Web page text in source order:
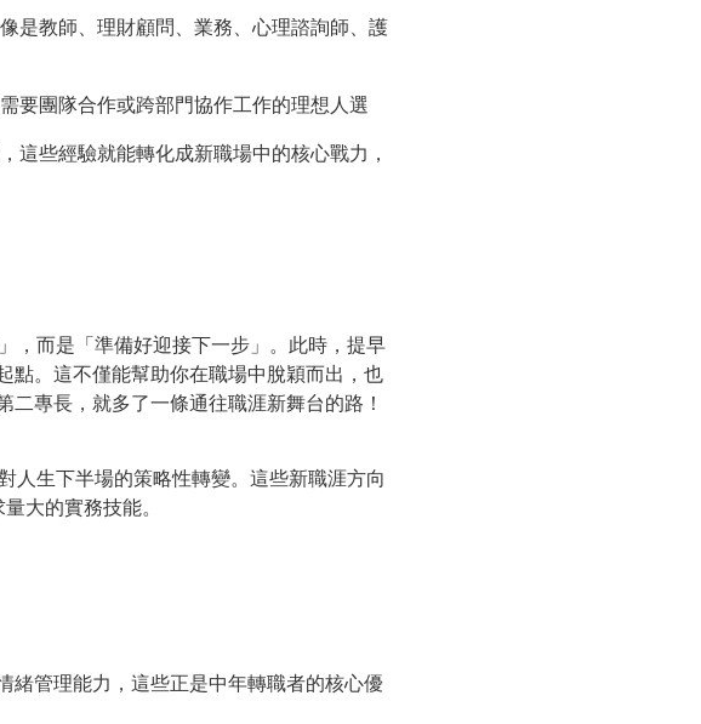
是教師、理財顧問、業務、心理諮詢師、護
要團隊合作或跨部門協作工作的理想人選
這些經驗就能轉化成新職場中的核心戰力，
，而是「準備好迎接下一步」。此時，提早
點。這不僅能幫助你在職場中脫穎而出，也
專長，就多了一條通往職涯新舞台的路！
人生下半場的策略性轉變。這些新職涯方向
大的實務技能。
緒管理能力，這些正是中年轉職者的核心優